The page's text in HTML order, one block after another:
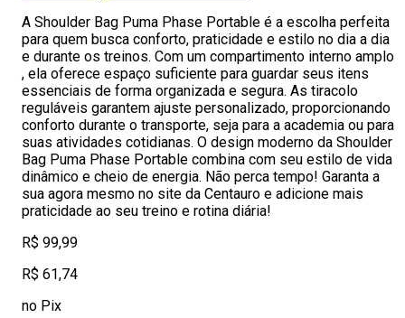
A Shoulder Bag Puma Phase Portable é a escolha perfeita
para quem busca conforto, praticidade e estilo no dia a dia
e durante os treinos. Com um compartimento interno amplo
, ela oferece espaço suficiente para guardar seus itens
essenciais de forma organizada e segura. As tiracolo
reguláveis garantem ajuste personalizado, proporcionando
conforto durante o transporte, seja para a academia ou para
suas atividades cotidianas. O design moderno da Shoulder
Bag Puma Phase Portable combina com seu estilo de vida
dinâmico e cheio de energia. Não perca tempo! Garanta a
sua agora mesmo no site da Centauro e adicione mais
praticidade ao seu treino e rotina diária!
R$ 99,99
R$ 61,74
no Pix